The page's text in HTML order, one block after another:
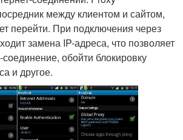
между клиентом и сайтом,
перейти. При подключения через
замена IP-адреса, что позволяет
соединение, обойти блокировку
и другое.